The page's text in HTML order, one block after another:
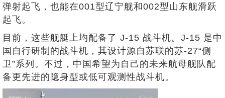
弹射起飞，也能在001型辽宁舰和002型山东舰滑跃
起飞。
目前，这些舰艇上均配备了 J-15 战斗机。J-15 是中
国自行研制的战斗机，其设计源自苏联的苏-27“侧
卫”系列。不过，中国希望为自己的未来航母舰队配
备更先进的隐身型或低可观测性战斗机。